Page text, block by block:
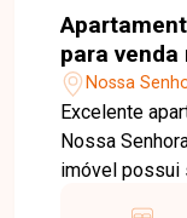
para venda
Aparecida
Nossa
Excelente
Nossa
imóvel possui